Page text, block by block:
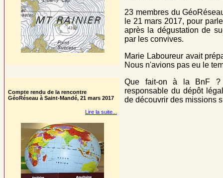
23 membres du
le 21 mars 2017, pour
après la dégustation de
par les convives.
Marie Laboureur avait
Nous n'avions pas eu le
Que fait-on à la BnF ?
responsable du dépôt
de découvrir des missions
Compte rendu de la rencontre
GéoRéseau à Saint-Mandé, 21 mars 2017
Lire la suite...